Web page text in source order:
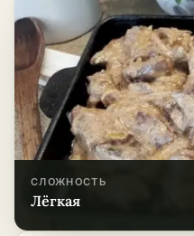
СЛОЖНОСТЬ
лёгкая